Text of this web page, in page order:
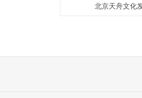
北京天舟文化